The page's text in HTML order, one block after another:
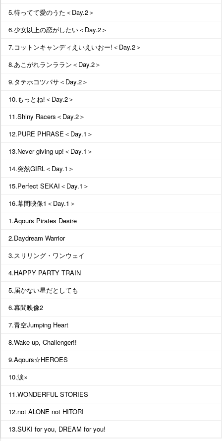
5.待ってて愛のうた＜Day.2＞
6.少女以上の恋がしたい＜Day.2＞
7.コットンキャンディえいえいおー!＜Day.2＞
8.あこがれランララン＜Day.2＞
9.タテホコツバサ＜Day.2＞
10.もっとね!＜Day.2＞
11.Shiny Racers＜Day.2＞
12.PURE PHRASE＜Day.1＞
13.Never giving up!＜Day.1＞
14.突然GIRL＜Day.1＞
15.Perfect SEKAI＜Day.1＞
16.幕間映像1＜Day.1＞
1.Aqours Pirates Desire
2.Daydream Warrior
3.スリリング・ワンウェイ
4.HAPPY PARTY TRAIN
5.届かない星だとしても
6.幕間映像2
7.青空Jumping Heart
8.Wake up, Challenger!!
9.Aqours☆HEROES
10.涙×
11.WONDERFUL STORIES
12.not ALONE not HITORI
13.SUKI for you, DREAM for you!